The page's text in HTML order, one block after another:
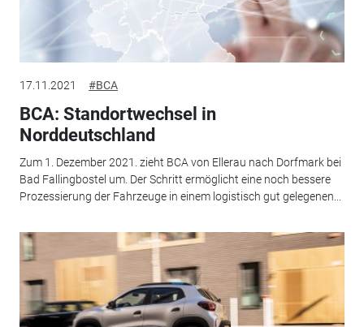
17.11.2021 #BCA
BCA: Standortwechsel in
Norddeutschland
Zum 1. Dezember 2021. zieht BCA von Ellerau nach Dorfmark bei
Bad Fallingbostel um. Der Schritt ermöglicht eine noch bessere
Prozessierung der Fahrzeuge in einem logistisch gut gelegenen...